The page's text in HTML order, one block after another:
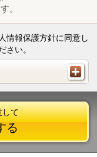
。
情報保護方針に同意し
さい。
して
る